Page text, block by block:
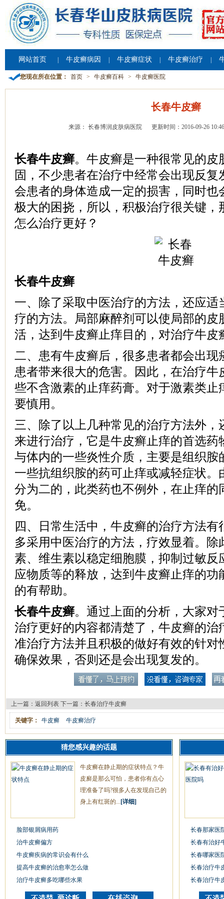
网站首页 牛皮癣病因 牛皮癣症状 牛皮癣治疗
您现在所在位置： 首页 > 牛皮癣百科 > 牛皮癣医院
长春牛皮癣
来源： 长春博润皮肤病医院 更新时间：2016-09-26
长春牛皮癣。牛皮癣是一种很常见的皮
固，不少患者在治疗中经常会出现反复
会患者的身体造成一定的损害，同时也
极大的困挠，所以，积极治疗很关键，
怎么治疗更好？
长春牛皮癣
一、除了采取中医治疗的方法，还应适
疗的方法。局部麻醉剂可以使局部的皮
活，达到牛皮癣止痒目的，对治疗牛皮
二、患有牛皮癣后，很多患者都会出现
患者带来很大的危害。因此，在治疗牛
些不含激素的止痒药膏。对于激素类止
要慎用。
三、除了以上几种常见的治疗方法外，
来进行治疗，它是牛皮癣止痒的首选药
与体内的一些炎性介质，主要是组织胺
一些抗组织胺的药可止痒或减轻症状。
分为二的，此类药也不例外，在止痒的
免。
四、日常生活中，牛皮癣的治疗方法有
多采用中医治疗的方法，疗效显着。除
素、维生素以稳定细胞膜，抑制过敏反
应物质等的释放，达到牛皮癣止痒的功
的有帮助。
长春牛皮癣。通过上面的分析，大家对
治疗更好的内容都清楚了，牛皮癣的治
准治疗方法并且积极的做好有效的针对
确保效果，否则还是会出现复发的。
上一篇： 返回列表 下一篇： 长春治疗牛皮癣
关键字： 牛皮癣 牛皮癣治疗
猜您感兴趣的话题
牛皮癣在静止期的症状特点？牛
皮廯是那么可怕，患者你有点心
理准备了吗?很多人在发现自己的
身上有红斑的... [详细]
脸部银屑病用药
治牛皮癣偏方
牛皮癣疾病的常识会有什么
提高牛皮癣的治愈率怎么做
治疗牛皮癣多吃哪些水果
长春那家医
长春有治好
长春哪家医
长春治疗牛
长春治疗牛